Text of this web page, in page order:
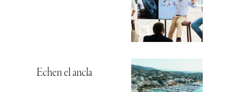
Echen el ancla